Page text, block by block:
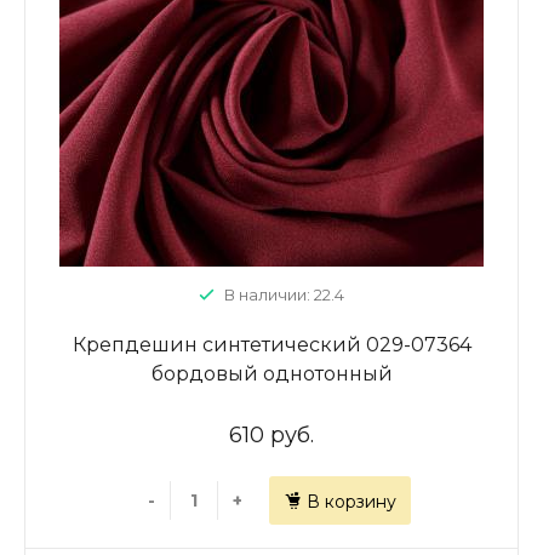
В наличии: 22.4
Крепдешин синтетический 029-07364
бордовый однотонный
610 руб.
- + В корзину